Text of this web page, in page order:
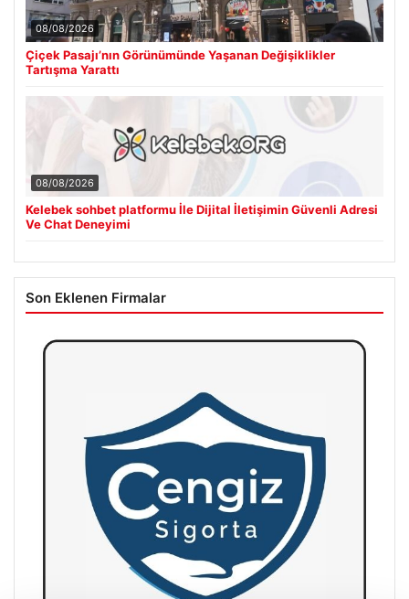
08/08/2026
Çiçek Pasajı’nın Görünümünde Yaşanan Değişiklikler
Tartışma Yarattı
08/08/2026
Kelebek sohbet platformu İle Dijital İletişimin Güvenli Adresi
Ve Chat Deneyimi
Son Eklenen Firmalar